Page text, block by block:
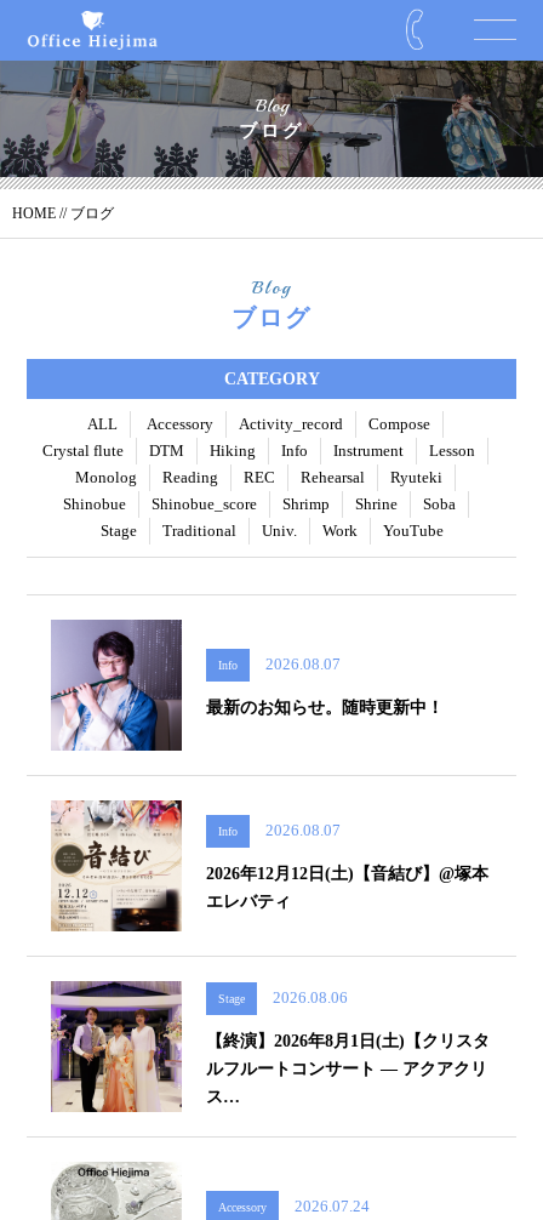
Blog
ブログ
HOME // ブログ
Blog
ブログ
CATEGORY
ALL Accessory Activity_record
Compose
Crystal flute
DTM Hiking Info Instrument
Lesson
Monolog
Reading REC Rehearsal
Ryuteki
Shinobue
Shinobue_score Shrimp Shrine
Soba
Stage
Traditional Univ. Work YouTube
Info 2026.08.07
最新のお知らせ。随時更新中！
Info 2026.08.07
2026年12月12日(土)【音結び】@塚本
エレバティ
Stage 2026.08.06
【終演】2026年8月1日(土)【クリスタ
ルフルートコンサート ― アクアクリ
ス…
Accessory 2026.07.24